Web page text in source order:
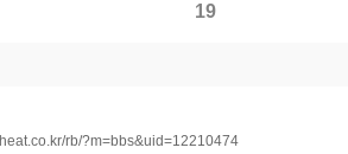
19
rb/?m=bbs&uid=12210474